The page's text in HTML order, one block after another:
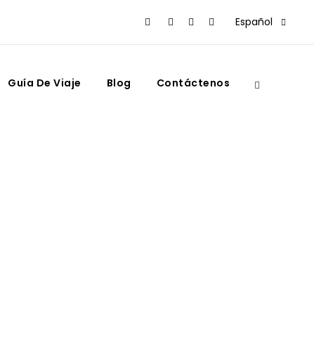
Español
Guía De Viaje Blog Contáctenos